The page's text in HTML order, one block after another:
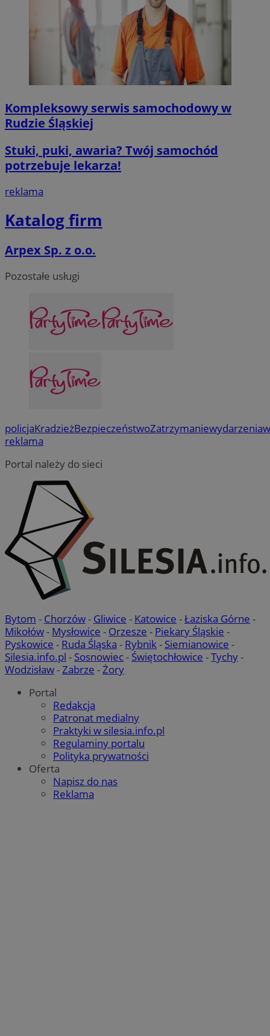
Kompleksowy serwis samochodowy w
Rudzie Śląskiej
Stuki, puki, awaria? Twój samochód
potrzebuje lekarza!
reklama
Katalog firm
Arpex Sp. z o.o.
Pozostałe usługi
policjaKradzieżBezpieczeństwoZatrzymaniewydarzenia
reklama
Portal należy do sieci
Bytom - Chorzów- Gliwice - Katowice -Łaziska Górne -
Mikołów- Mysłowice - Orzesze - Piekary Śląskie -
Pyskowice - Ruda Śląska - Rybnik- Siemianowice -
Silesia.info.pl - Sosnowiec- Świętochłowice -Tychy-
Wodzisław-Zabrze -Żory
Portal
Redakcja
Patronat medialny
Praktyki w silesia.info.pl
Regulaminy portalu
Polityka prywatności
Oferta
Napisz do nas
Reklama